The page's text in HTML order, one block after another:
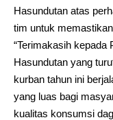
Hasundutan atas
tim untuk
“Terimakasih kepada
Hasundutan yang
kurban tahun ini
yang luas bagi
kualitas konsumsi